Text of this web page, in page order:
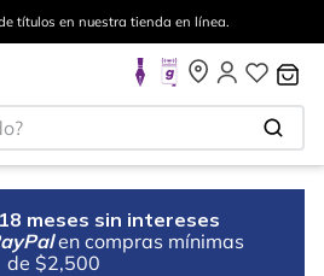
títulos en nuestra tienda en línea.
meses sin intereses
en compras mínimas
de $2,500